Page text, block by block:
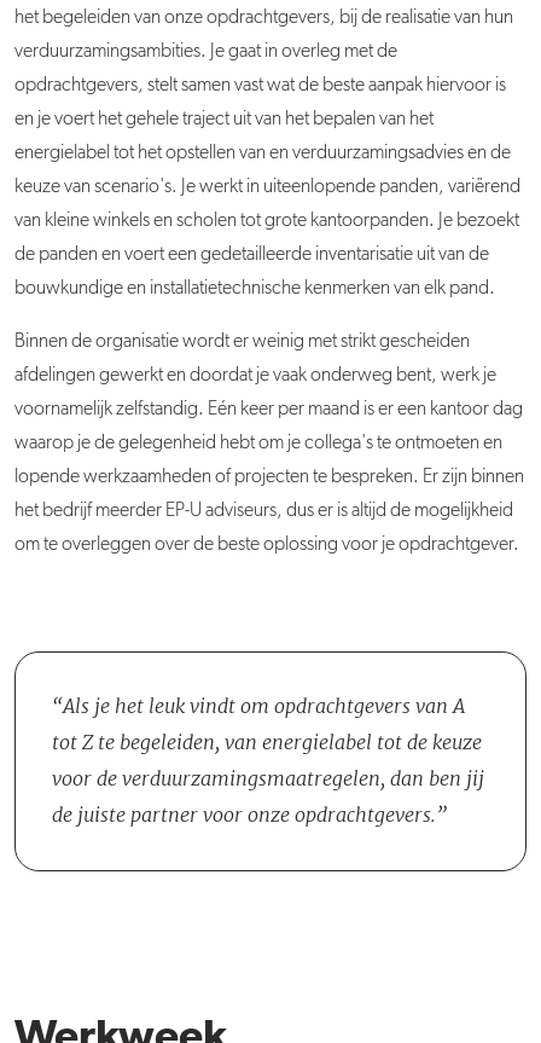
het begeleiden van onze opdrachtgevers, bij de realisatie van hun
verduurzamingsambities. Je gaat in overleg met de
opdrachtgevers, stelt samen vast wat de beste aanpak hiervoor is
en je voert het gehele traject uit van het bepalen van het
energielabel tot het opstellen van en verduurzamingsadvies en de
keuze van scenario's. Je werkt in uiteenlopende panden, variërend
van kleine winkels en scholen tot grote kantoorpanden. Je bezoekt
de panden en voert een gedetailleerde inventarisatie uit van de
bouwkundige en installatietechnische kenmerken van elk pand.
Binnen de organisatie wordt er weinig met strikt gescheiden
afdelingen gewerkt en doordat je vaak onderweg bent, werk je
voornamelijk zelfstandig. Eén keer per maand is er een kantoor dag
waarop je de gelegenheid hebt om je collega's te ontmoeten en
lopende werkzaamheden of projecten te bespreken. Er zijn binnen
het bedrijf meerder EP-U adviseurs, dus er is altijd de mogelijkheid
om te overleggen over de beste oplossing voor je opdrachtgever.
Als je het leuk vindt om opdrachtgevers van A
tot Z te begeleiden, van energielabel tot de keuze
voor de verduurzamingsmaatregelen, dan ben jij
de juiste partner voor onze opdrachtgevers.